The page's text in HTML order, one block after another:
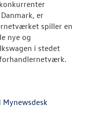
er
spiller en
nye og
i stedet
Mynewsdesk